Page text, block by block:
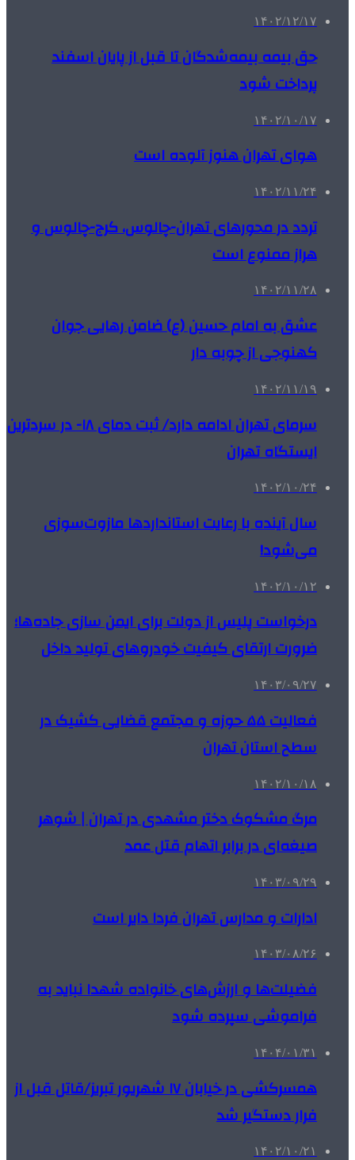
۱۴۰۲/۱۲/۱۷
حق بیمه بیمه‌شدگان تا قبل از پایان اسفند
پرداخت شود
۱۴۰۲/۱۰/۱۷
هوای تهران هنوز آلوده است
۱۴۰۲/۱۱/۲۴
تردد در محورهای تهران-چالوس، کرج-چالوس و
هراز ممنوع است
۱۴۰۲/۱۱/۲۸
عشق به امام حسین (ع) ضامن رهایی جوان
کهنوجی از چوبه دار
۱۴۰۲/۱۱/۱۹
سرمای تهران ادامه دارد/ ثبت دمای ۱۸- در سردترین
ایستگاه تهران
۱۴۰۲/۱۰/۲۴
سال آینده با رعایت استانداردها مازوت‌سوزی
می‌شود!
۱۴۰۲/۱۰/۱۲
درخواست پلیس از دولت برای ایمن سازی جاده‌ها؛
ضرورت ارتقای کیفیت خودروهای تولید داخل
۱۴۰۳/۰۹/۲۷
فعالیت ۵۵ حوزه و مجتمع قضایی کشیک در
سطح استان تهران
۱۴۰۲/۱۰/۱۸
مرگ مشکوک دختر مشهدی در تهران | شوهر
صیغه‌ای در برابر اتهام قتل عمد
۱۴۰۳/۰۹/۲۹
ادارات و مدارس تهران فردا دایر است
۱۴۰۳/۰۸/۲۶
فضیلت‌ها و ارزش‌های خانواده شهدا نباید به
فراموشی سپرده شود
۱۴۰۴/۰۱/۳۱
همسرکشی در خیابان ۱۷ شهریور تبریز/قاتل قبل از
فرار دستگیر شد
۱۴۰۲/۱۰/۲۱